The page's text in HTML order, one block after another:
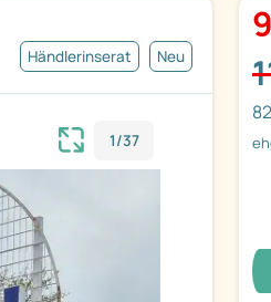
Händlerinserat Neu
1/37